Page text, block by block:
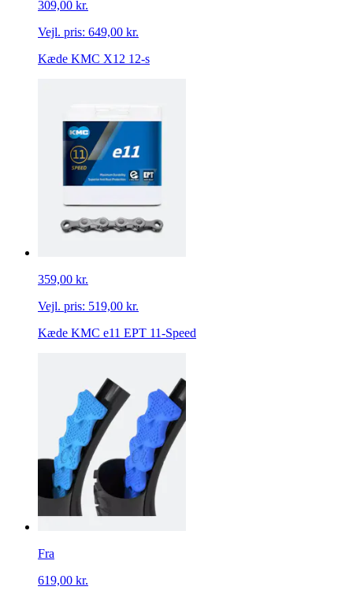
309,00 kr.
Vejl. pris: 649,00 kr.
Kæde KMC X12 12-s
359,00 kr.
Vejl. pris: 519,00 kr.
Kæde KMC e11 EPT 11-Speed
Fra
619,00 kr.